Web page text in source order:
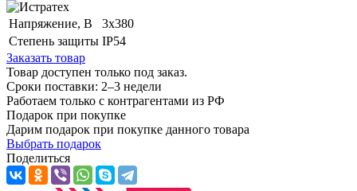
Напряжение, B
3x380
Степень защиты IP54
Заказать товар
Товар доступен только под заказ.
Сроки поставки: 2–3 недели
Работаем только с контрагентами из РФ
Подарок при покупке
Дарим подарок при покупке данного товара
Выбрать подарок
Поделиться